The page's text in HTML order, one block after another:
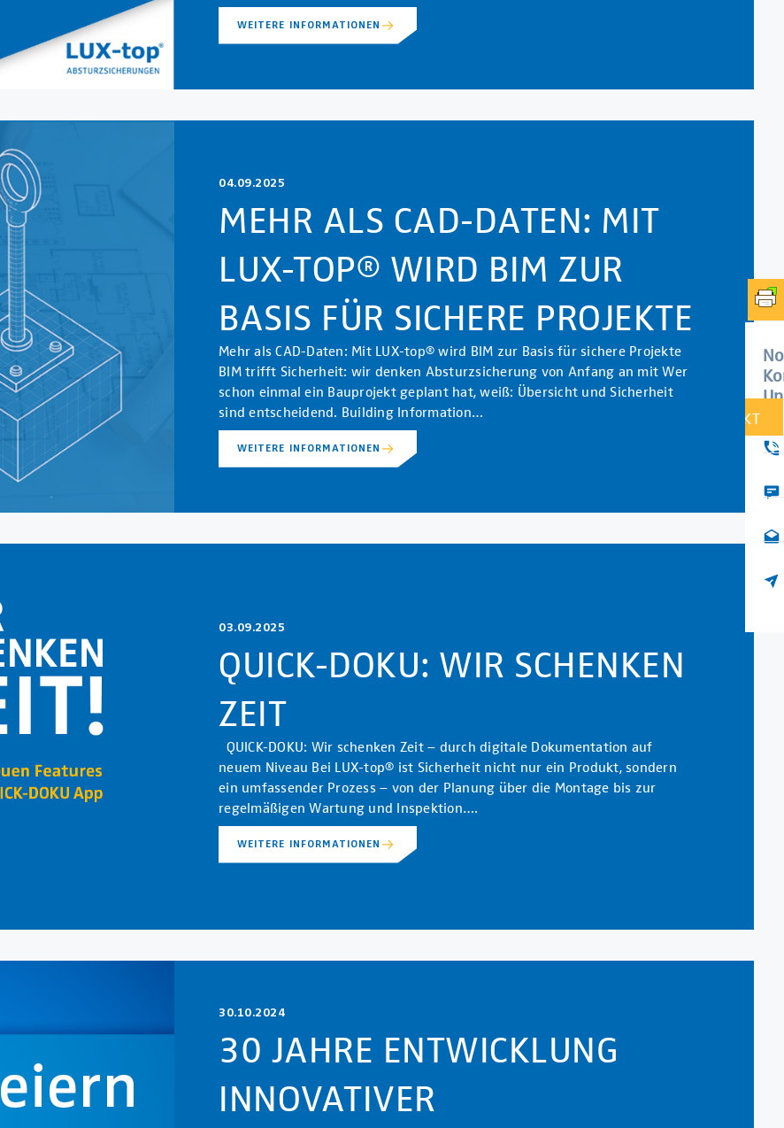
KONTAKT
WEITERE INFORMATIONEN
04.09.2025
MEHR ALS CAD-DATEN: MIT
LUX-TOP® WIRD BIM ZUR
BASIS FÜR SICHERE PROJEKTE
Mehr als CAD-Daten: Mit LUX-top® wird BIM zur Basis für sichere Projekte
BIM trifft Sicherheit: wir denken Absturzsicherung von Anfang an mit Wer
schon einmal ein Bauprojekt geplant hat, weiß: Übersicht und Sicherheit
sind entscheidend. Building Information…
WEITERE INFORMATIONEN
03.09.2025
QUICK-DOKU: WIR SCHENKEN
ZEIT
QUICK-DOKU: Wir schenken Zeit – durch digitale Dokumentation auf
neuem Niveau Bei LUX-top® ist Sicherheit nicht nur ein Produkt, sondern
ein umfassender Prozess – von der Planung über die Montage bis zur
regelmäßigen Wartung und Inspektion….
WEITERE INFORMATIONEN
30.10.2024
30 JAHRE ENTWICKLUNG
INNOVATIVER